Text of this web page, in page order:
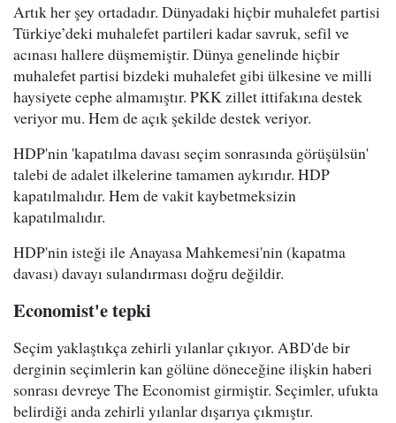
Artık her şey ortadadır. Dünyadaki hiçbir muhalefet partisi
Türkiye’deki muhalefet partileri kadar savruk, sefil ve
acınası hallere düşmemiştir. Dünya genelinde hiçbir
muhalefet partisi bizdeki muhalefet gibi ülkesine ve milli
haysiyete cephe almamıştır. PKK zillet ittifakına destek
veriyor mu. Hem de açık şekilde destek veriyor.
HDP'nin 'kapatılma davası seçim sonrasında görüşülsün'
talebi de adalet ilkelerine tamamen aykırıdır. HDP
kapatılmalıdır. Hem de vakit kaybetmeksizin
kapatılmalıdır.
HDP'nin isteği ile Anayasa Mahkemesi'nin (kapatma
davası) davayı sulandırması doğru değildir.
Economist'e tepki
Seçim yaklaştıkça zehirli yılanlar çıkıyor. ABD'de bir
derginin seçimlerin kan gölüne döneceğine ilişkin haberi
sonrası devreye The Economist girmiştir. Seçimler, ufukta
belirdiği anda zehirli yılanlar dışarıya çıkmıştır.